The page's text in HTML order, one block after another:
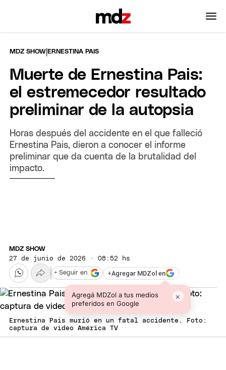
MDZ SHOW |ERNESTINA PAIS
Muerte de Ernestina Pais:
el estremecedor resultado
preliminar de la autopsia
Horas después del accidente en el que falleció
Ernestina Pais, dieron a conocer el informe
preliminar que da cuenta de la brutalidad del
impacto.
MDZ SHOW
27 de junio de 2026 · 08:52 hs
+Agregar MDZol en
Agregá MDZol a tus medios
preferidos en Google
×
+ Seguir en
Ernestina Pais murió en un fatal accidente. Foto:
captura de video América TV